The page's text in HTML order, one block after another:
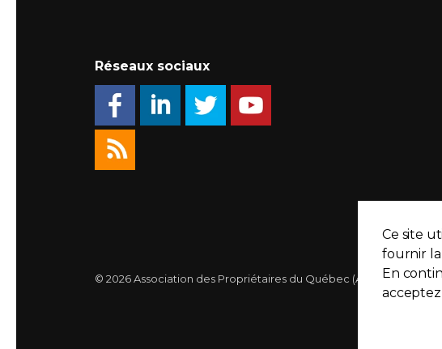
Réseaux sociaux
© 2026 Association des Propriétaires du Québec (APQ)
Ce site
fournir
En